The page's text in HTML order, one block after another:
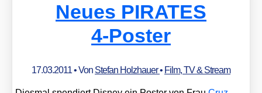
Neues PIRATES
4‑Poster
17.03.2011• Von Stefan Holzhauer• Film, TV & Stream